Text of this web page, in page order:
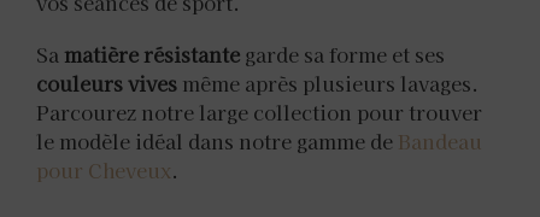
Sa matière résistante garde sa forme et ses
couleurs vives même après plusieurs lavages.
Parcourez notre large collection pour trouver
le modèle idéal dans notre gamme de Bandeau
pour Cheveux.